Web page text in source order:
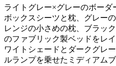
ライトグレー×グレーのボー
ボックスシーツと枕、グレー
レンジの小さめの枕、ブラッ
のファブリック製ベッドをレ
ワイトシェードとダークグレ
ルランプを乗せたミディアム